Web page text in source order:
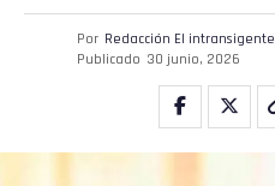
Por Redacción El intransigente
Publicado 30 junio, 2026